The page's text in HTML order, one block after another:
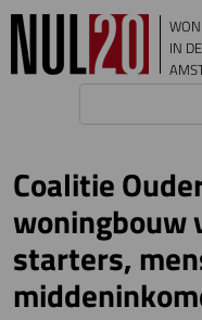
Overslaan en naar de inhoud
IN
Coalitie
woningbouw
starters,